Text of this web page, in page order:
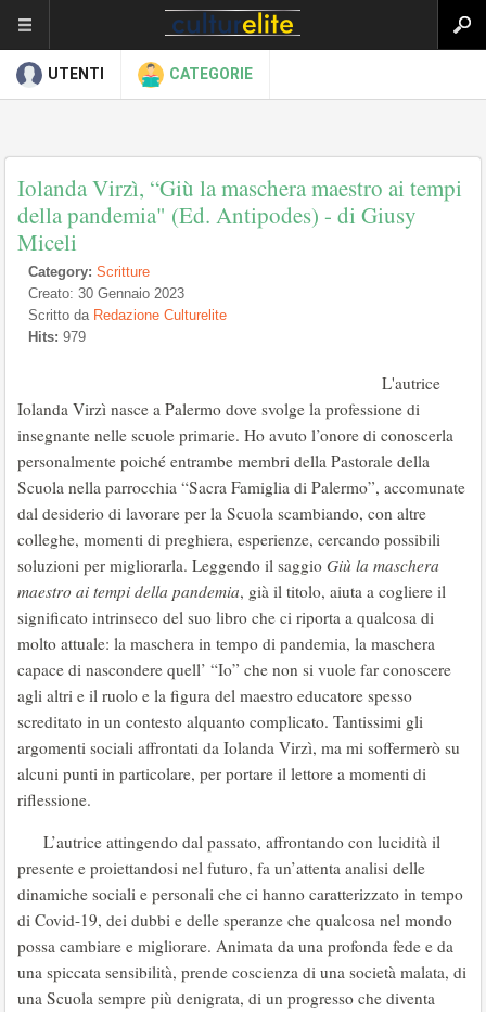
UTENTI CATEGORIE
Iolanda Virzì, “Giù la maschera maestro ai tempi
della pandemia" (Ed. Antipodes) - di Giusy
Miceli
Category: Scritture
Creato: 30 Gennaio 2023
Scritto da Redazione Culturelite
Hits: 979
L'autrice
Iolanda Virzì nasce a Palermo dove svolge la professione di
insegnante nelle scuole primarie. Ho avuto l’onore di conoscerla
personalmente poiché entrambe membri della Pastorale della
Scuola nella parrocchia “Sacra Famiglia di Palermo”, accomunate
dal desiderio di lavorare per la Scuola scambiando, con altre
colleghe, momenti di preghiera, esperienze, cercando possibili
soluzioni per migliorarla. Leggendo il saggio Giù la maschera
maestro ai tempi della pandemia, già il titolo, aiuta a cogliere il
significato intrinseco del suo libro che ci riporta a qualcosa di
molto attuale: la maschera in tempo di pandemia, la maschera
capace di nascondere quell’ “Io” che non si vuole far conoscere
agli altri e il ruolo e la figura del maestro educatore spesso
screditato in un contesto alquanto complicato. Tantissimi gli
argomenti sociali affrontati da Iolanda Virzì, ma mi soffermerò su
alcuni punti in particolare, per portare il lettore a momenti di
riflessione.
L’autrice attingendo dal passato, affrontando con lucidità il
presente e proiettandosi nel futuro, fa un’attenta analisi delle
dinamiche sociali e personali che ci hanno caratterizzato in tempo
di Covid-19, dei dubbi e delle speranze che qualcosa nel mondo
possa cambiare e migliorare. Animata da una profonda fede e da
una spiccata sensibilità, prende coscienza di una società malata, di
una Scuola sempre più denigrata, di un progresso che diventa